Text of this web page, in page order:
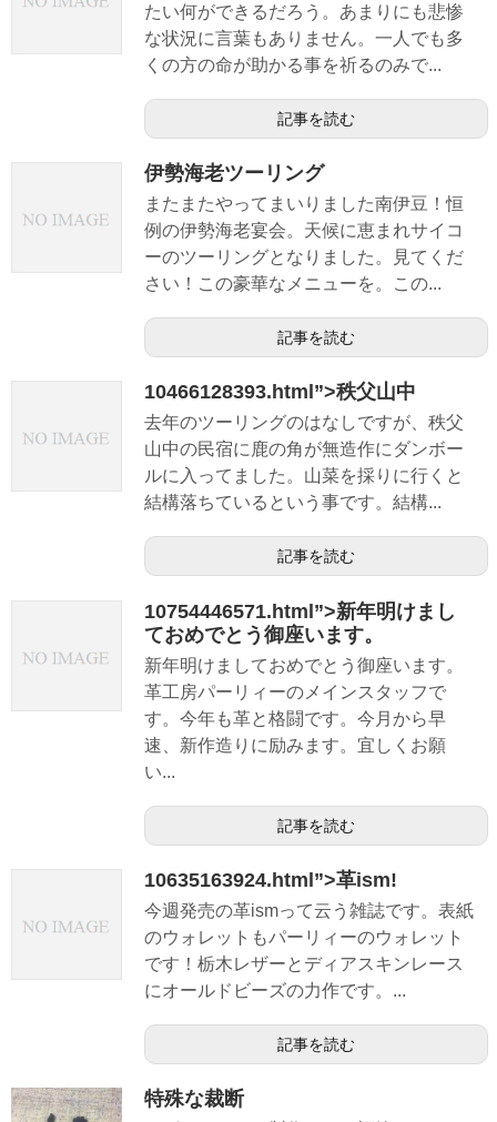
たい何ができるだろう。あまりにも悲惨
な状況に言葉もありません。一人でも多
くの方の命が助かる事を祈るのみで...
記事を読む
伊勢海老ツーリング
またまたやってまいりました南伊豆！恒
例の伊勢海老宴会。天候に恵まれサイコ
ーのツーリングとなりました。見てくだ
さい！この豪華なメニューを。この...
記事を読む
10466128393.html”>秩父山中
去年のツーリングのはなしですが、秩父
山中の民宿に鹿の角が無造作にダンボー
ルに入ってました。山菜を採りに行くと
結構落ちているという事です。結構...
記事を読む
10754446571.html”>新年明けまし
ておめでとう御座います。
新年明けましておめでとう御座います。
革工房パーリィーのメインスタッフで
す。今年も革と格闘です。今月から早
速、新作造りに励みます。宜しくお願
い...
記事を読む
10635163924.html”>革ism!
今週発売の革ismって云う雑誌です。表紙
のウォレットもパーリィーのウォレット
です！栃木レザーとディアスキンレース
にオールドビーズの力作です。...
記事を読む
特殊な裁断